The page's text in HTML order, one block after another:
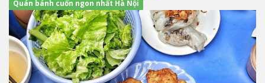
Quán bánh cuốn ngon nhất Hà Nội